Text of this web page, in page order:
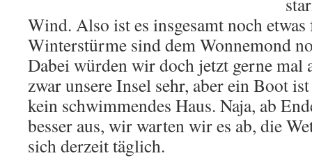
Wind. Also ist es insgesamt noch
Winterstürme sind dem Wonnemond
Dabei würden wir doch jetzt gerne mal
zwar unsere Insel sehr, aber ein Boot
kein schwimmendes Haus. Naja, ab
besser aus, wir warten wir es ab, die
sich derzeit täglich.